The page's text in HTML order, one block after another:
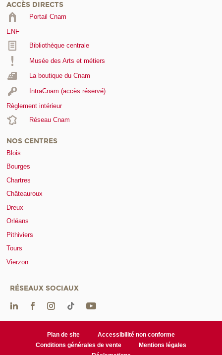
ACCÈS DIRECTS
Portail Cnam
ENF
Bibliothèque centrale
Musée des Arts et métiers
La boutique du Cnam
IntraCnam (accès réservé)
Règlement intérieur
Réseau Cnam
NOS CENTRES
Blois
Bourges
Chartres
Châteauroux
Dreux
Orléans
Pithiviers
Tours
Vierzon
RÉSEAUX SOCIAUX
Plan de site
Accessibilité non conforme
Conditions générales de vente
Mentions légales